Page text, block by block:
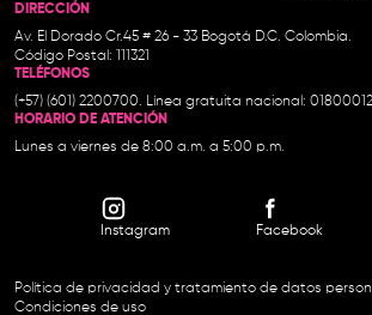
DIRECCIÓN
Av. El Dorado Cr.45 # 26 - 33 Bogotá D.C. Colombia.
Código Postal: 111321
TELÉFONOS
(+57) (601) 2200700. Línea gratuita nacional:
HORARIO DE ATENCIÓN
Lunes a viernes de 8:00 a.m. a 5:00 p.m.
Instagram Facebook
Política de privacidad y tratamiento de datos
Condiciones de uso